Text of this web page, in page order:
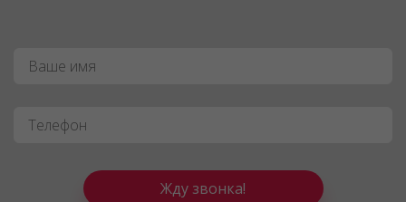
Имя*
Телефон *
Жду звонка!